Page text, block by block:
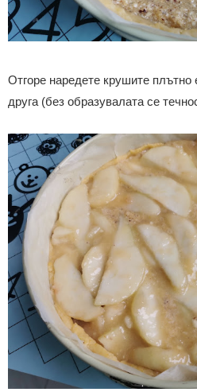
Отгоре наредете крушите плътно
друга (без образувалата се